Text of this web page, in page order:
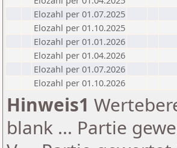
Elozahl per 01.07.2025
Elozahl per 01.10.2025
Elozahl per 01.01.2026
Elozahl per 01.04.2026
Elozahl per 01.07.2026
Elozahl per 01.10.2026
Hinweis1
blank ... Partie